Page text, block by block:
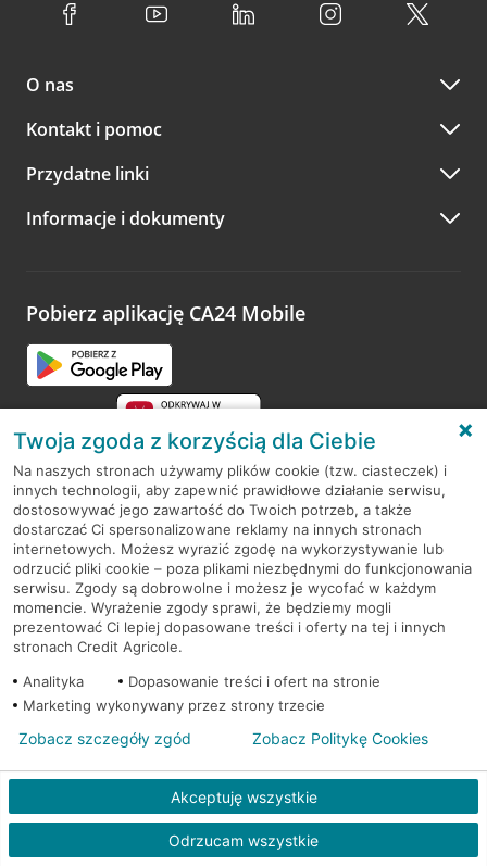
O nas
Kontakt i pomoc
Przydatne linki
Informacje i dokumenty
Pobierz aplikację CA24 Mobile
RODO
Regulamin serwisu
Mapa serwisu
PolitykaCookies
© 2026 Credit Agricole Bank Polska S.A. Wszelkie prawa zastrzeżone
Twoja zgoda z korzyścią dla Ciebie
Na naszych stronach używamy plików cookie (tzw. ciasteczek) i
innych technologii, aby zapewnić prawidłowe działanie serwisu,
dostosowywać jego zawartość do Twoich potrzeb, a także
dostarczać Ci spersonalizowane reklamy na innych stronach
internetowych. Możesz wyrazić zgodę na wykorzystywanie lub
odrzucić pliki cookie – poza plikami niezbędnymi do funkcjonowania
serwisu. Zgody są dobrowolne i możesz je wycofać w każdym
momencie. Wyrażenie zgody sprawi, że będziemy mogli
prezentować Ci lepiej dopasowane treści i oferty na tej i innych
stronach Credit Agricole.
Analityka
Dopasowanie treści i ofert na stronie
Marketing wykonywany przez strony trzecie
Akceptuję wszystkie
Odrzucam wszystkie
Zobacz szczegóły zgód Zobacz Politykę Cookies